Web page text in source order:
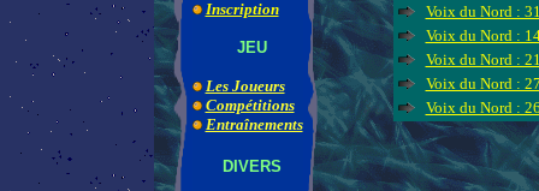
Inscription
JEU
Les Joueurs
Compétitions
Entraînements
DIVERS
Voix du Nord :
Voix du Nord :
Voix du Nord :
Voix du Nord :
Voix du Nord :